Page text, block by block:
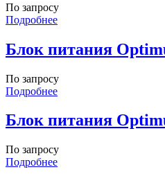
По запросу
Подробнее
Блок питания
По запросу
Подробнее
Блок питания
По запросу
Подробнее